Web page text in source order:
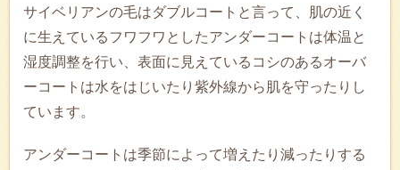
サイベリアンの毛はダブルコートと言って、肌の近く
に生えているフワフワとしたアンダーコートは体温と
湿度調整を行い、表面に見えているコシのあるオーバ
ーコートは水をはじいたり紫外線から肌を守ったりし
ています。
アンダーコートは季節によって増えたり減ったりする